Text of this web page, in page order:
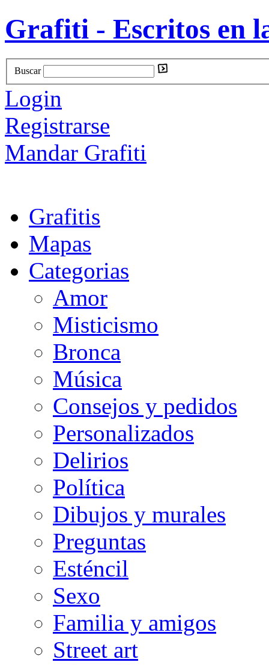
Grafiti - Escritos en
Buscar
Login
Registrarse
Mandar Grafiti
Grafitis
Mapas
Categorias
Amor
Misticismo
Bronca
Música
Consejos y pedidos
Personalizados
Delirios
Política
Dibujos y murales
Preguntas
Esténcil
Sexo
Familia y amigos
Street art